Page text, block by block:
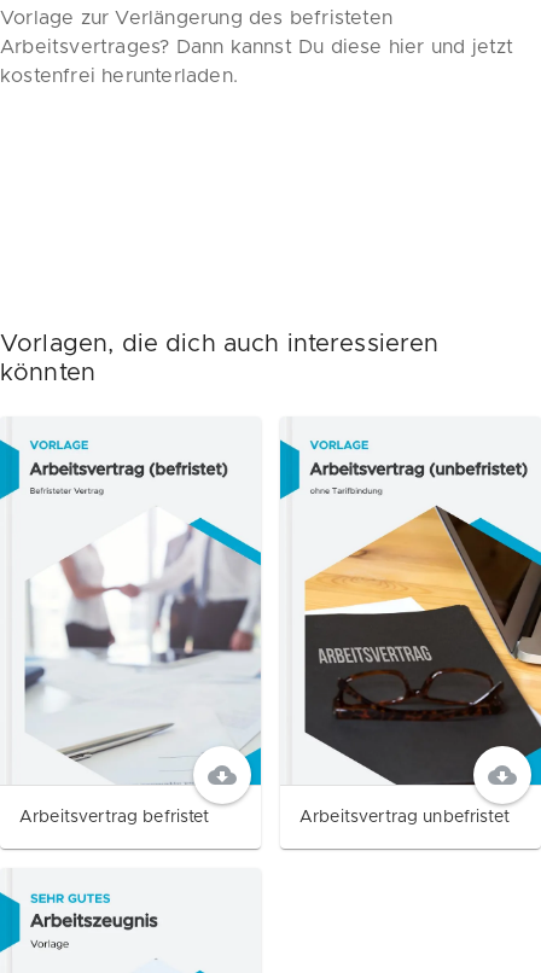
Vorlage zur Verlängerung des befristeten
Arbeitsvertrages? Dann kannst Du diese hier und jetzt
kostenfrei herunterladen.
Vorlagen, die dich auch interessieren
könnten
Arbeitsvertrag befristet Arbeitsvertrag unbefristet